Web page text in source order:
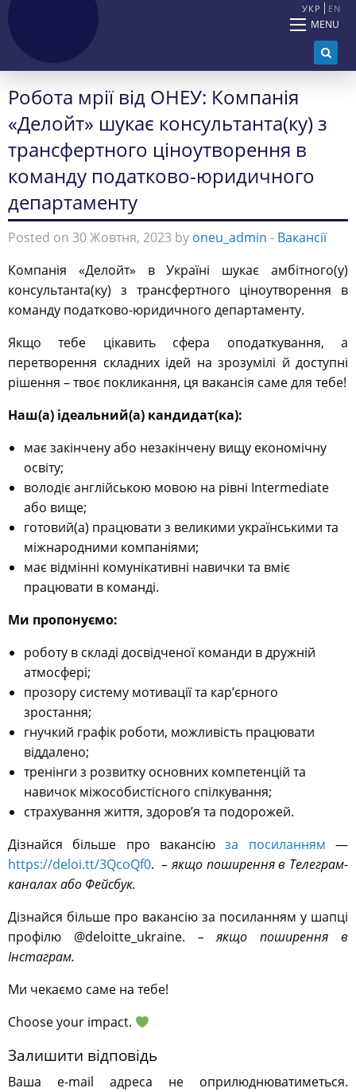
УКР EN
MENU
Робота мрії від ОНЕУ: Компанія
«Делойт» шукає консультанта(ку) з
трансфертного ціноутворення в
команду податково-юридичного
департаменту
Posted on 30 Жовтня, 2023 by oneu_admin - Вакансії
Компанія «Делойт» в Україні шукає амбітного(у)
консультанта(ку) з трансфертного ціноутворення в
команду податково-юридичного департаменту.
Якщо тебе цікавить сфера оподаткування, а
перетворення складних ідей на зрозумілі й доступні
рішення – твоє покликання, ця вакансія саме для тебе!
Наш(а) ідеальний(а) кандидат(ка):
має закінчену або незакінчену вищу економічну
освіту;
володіє англійською мовою на рівні Intermediate
або вище;
готовий(а) працювати з великими українськими та
міжнародними компаніями;
має відмінні комунікативні навички та вміє
працювати в команді.
Ми пропонуємо:
роботу в складі досвідченої команди в дружній
атмосфері;
прозору систему мотивації та кар’єрного
зростання;
гнучкий графік роботи, можливість працювати
віддалено;
тренінги з розвитку основних компетенцій та
навичок міжособистісного спілкування;
страхування життя, здоров’я та подорожей.
Дізнайся більше про вакансіюза посиланням —
https://deloi.tt/3QcoQf0.– якщо поширення в Телеграм-
каналах або Фейсбук.
Дізнайся більше про вакансію за посиланням у шапці
профілю @deloitte_ukraine. – якщо поширення в
Інстаграм.
Ми чекаємо саме на тебе!
Choose your impact.
Залишити відповідь
Ваша e-mail адреса не оприлюднюватиметься.